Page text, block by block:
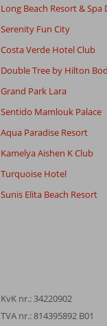
Long Beach Resort & Spa
Serenity Fun City
Costa Verde Hotel Club
Double Tree by Hilton
Grand Park Lara
Sentido Mamlouk Palace
Aqua Paradise Resort
Kamelya Aishen K Club
Turquoise Hotel
Sunis Elita Beach Resort
KvK nr.: 34220902
TVA nr.: 814395892 B01